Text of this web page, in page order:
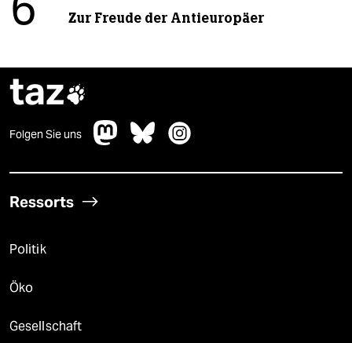
6 Zur Freude der Antieuropäer
taz
Folgen Sie uns
Ressorts
Politik
Öko
Gesellschaft